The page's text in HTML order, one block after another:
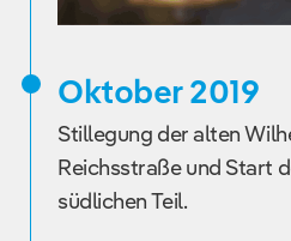
Oktober 2019
Stillegung der alten
Reichsstraße und Start
südlichen Teil.